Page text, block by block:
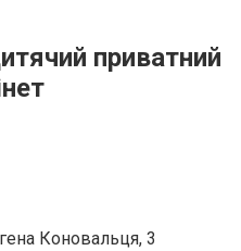
приватний
Коновальця, 3